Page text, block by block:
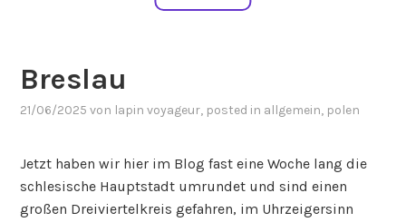
Breslau
21/06/2025 von lapin voyageur, posted in allgemein, polen
Jetzt haben wir hier im Blog fast eine Woche lang die
schlesische Hauptstadt umrundet und sind einen
großen Dreiviertelkreis gefahren, im Uhrzeigersinn